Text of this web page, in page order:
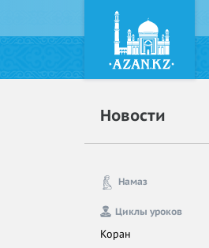
Новости
Намаз
Циклы уроков
Коран